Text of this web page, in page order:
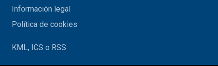
Información legal
Política de cookies
KML, ICS o RSS